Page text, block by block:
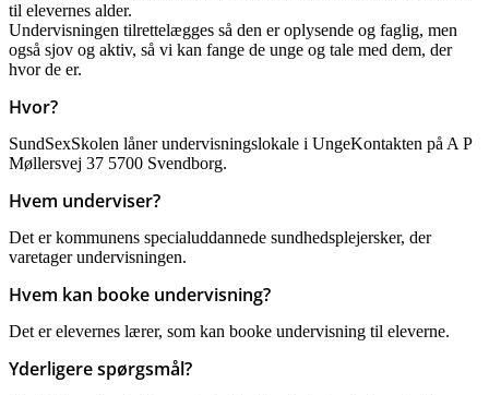
til elevernes alder.
Undervisningen tilrettelægges så den er oplysende og faglig, men
også sjov og aktiv, så vi kan fange de unge og tale med dem, der
hvor de er.
Hvor?
SundSexSkolen låner undervisningslokale i UngeKontakten på A P
Møllersvej 37 5700 Svendborg.
Hvem underviser?
Det er kommunens specialuddannede sundhedsplejersker, der
varetager undervisningen.
Hvem kan booke undervisning?
Det er elevernes lærer, som kan booke undervisning til eleverne.
Yderligere spørgsmål?